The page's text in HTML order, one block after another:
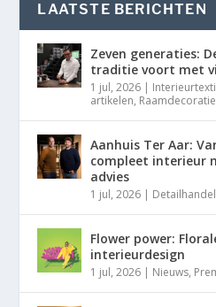
LAATSTE BERICHTEN
Zeven generaties:
traditie voort met
1 jul, 2026 |
artikelen, Raamdecoratie
Aanhuis Ter Aar:
compleet interieur
advies
1 jul, 2026 | Detailhandel
Flower power:
interieurdesign
1 jul, 2026 | Nieuws,